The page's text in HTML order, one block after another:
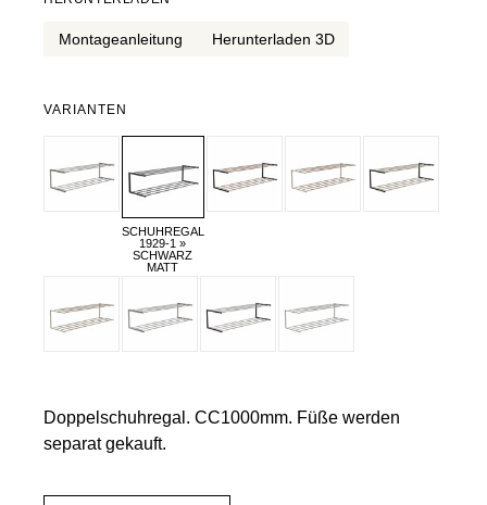
Montageanleitung Herunterladen 3D
VARIANTEN
SCHUHREGAL
1929-1 »
SCHWARZ
MATT
Doppelschuhregal. CC1000mm. Füße werden
separat gekauft.